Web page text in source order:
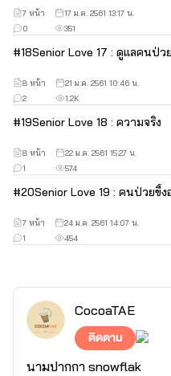
351
0
7 หน้า
17 ม.ค. 2561 13:17 น.
#18Senior Love 17 : ดูแลคนป่วย
1.2K
2
8 หน้า 21 ม.ค. 2561 10:46 น.
#19Senior Love 18 : ความจริง
574
1
8 หน้า
22 ม.ค. 2561 15:27 น.
#20Senior Love 19 : คนป่วยขี้ง
454
1
7 หน้า
24 ม.ค. 2561 14:07 น.
CocoaTAE
ติดตาม
นามปากกา snowflak